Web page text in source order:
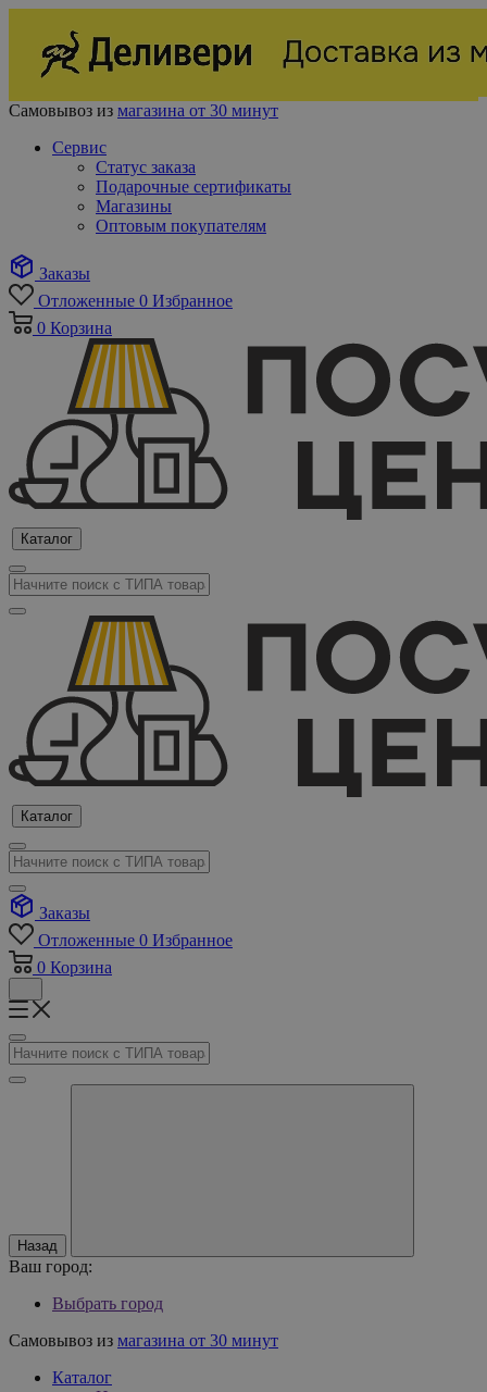
Самовывоз из магазина от 30 минут
Сервис
Статус заказа
Подарочные сертификаты
Магазины
Оптовым покупателям
Заказы
Отложенные 0 Избранное
0 Корзина
Каталог
Каталог
Заказы
Отложенные 0 Избранное
0 Корзина
Назад
Ваш город:
Выбрать город
Самовывоз из магазина от 30 минут
Каталог